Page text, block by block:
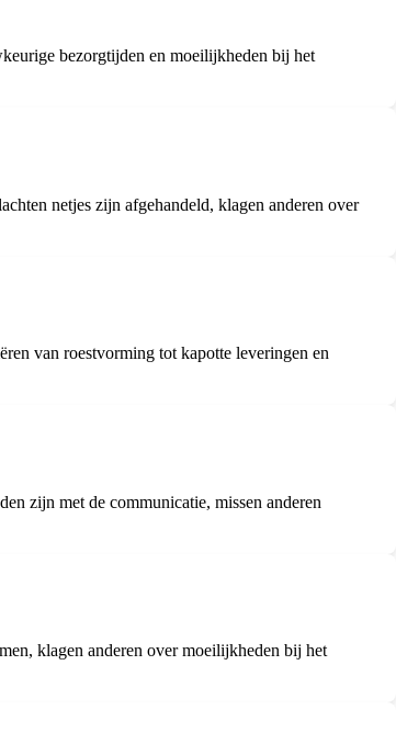
bezorgtijden en moeilijkheden bij het
netjes zijn afgehandeld, klagen anderen over
van roestvorming tot kapotte leveringen en
zijn met de communicatie, missen anderen
klagen anderen over moeilijkheden bij het